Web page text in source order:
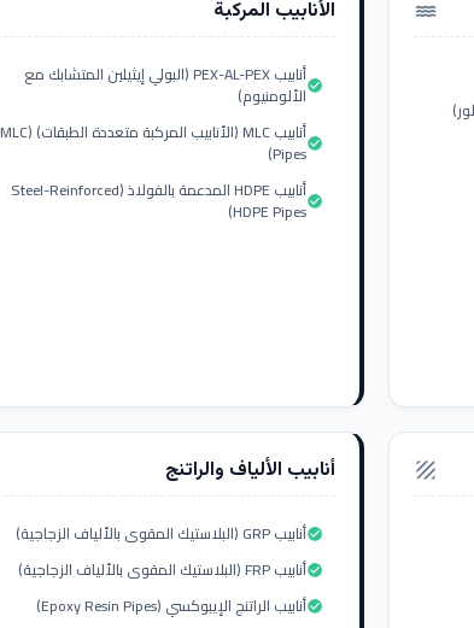
الأنابيب المركبة
أنابيب PEX-AL-PEX (البولي إيثيلين المتشابك مع
الألومنيوم)check_circle
أنابيب MLC (الأنابيب المركبة متعددة الطبقات) (MLC
Pipes)check_circle
أنابيب HDPE المدعمة بالفولاذ (Steel-Reinforced
HDPE Pipes)check_circle
texture أنابيب الألياف والراتنج
أنابيب GRP (البلاستيك المقوى بالألياف الزجاجية)check_circle
أنابيب FRP (البلاستيك المقوى بالألياف الزجاجية)check_circle
أنابيب الراتنج الإيبوكسي (Epoxy Resin Pipes)check_circle